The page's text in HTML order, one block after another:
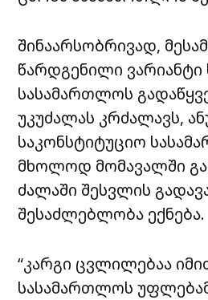
შინაარსობრივად,
წარდგენილი ვარიანტი
სასამართლოს
უკუძალას კრძალავს,
საკონსტიტუციო
მხოლოდ მომავალში
ძალაში შესვლის
შესაძლებლობა ექნება.
“კარგი ცვლილებაა
სასამართლოს